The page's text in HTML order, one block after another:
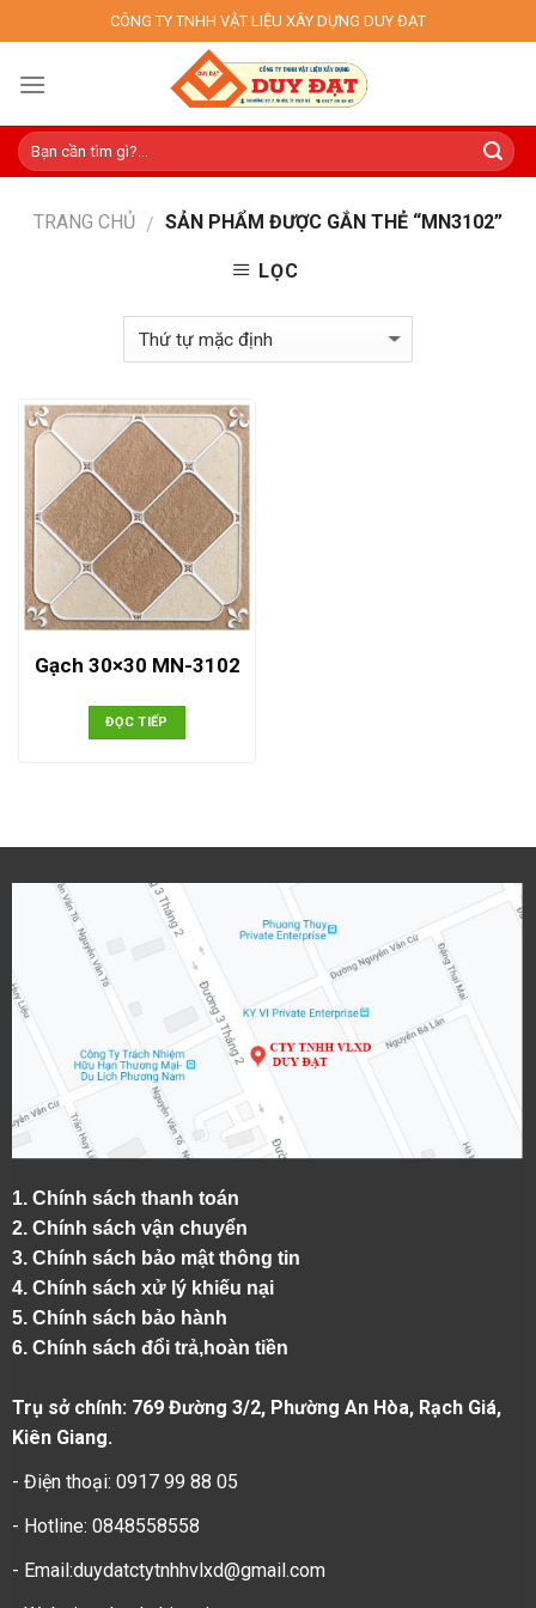
to
content
CÔNG TY TNHH VẬT LIỆU XÂY DỰNG DUY ĐẠT
TRANG CHỦ / SẢN PHẨM ĐƯỢC GẮN THẺ “MN3102”
LỌC
Gạch 30×30 MN-3102
ĐỌC TIẾP
1. Chính sách thanh toán
2. Chính sách vận chuyển
3. Chính sách bảo mật thông tin
4. Chính sách xử lý khiếu nại
5. Chính sách bảo hành
6. Chính sách đổi trả,hoàn tiền
Trụ sở chính: 769 Đường 3/2, Phường An Hòa, Rạch Giá,
Kiên Giang.
- Điện thoại: 0917 99 88 05
- Hotline: 0848558558
- Email:duydatctytnhhvlxd@gmail.com